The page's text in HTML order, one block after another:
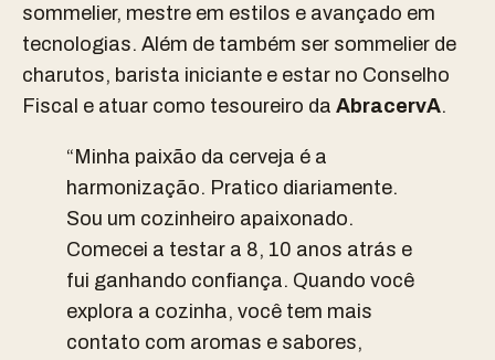
sommelier, mestre em estilos e avançado em
tecnologias. Além de também ser sommelier de
charutos, barista iniciante e estar no Conselho
Fiscal e atuar como tesoureiro da AbracervA.
“Minha paixão da cerveja é a
harmonização. Pratico diariamente.
Sou um cozinheiro apaixonado.
Comecei a testar a 8, 10 anos atrás e
fui ganhando confiança. Quando você
explora a cozinha, você tem mais
contato com aromas e sabores,